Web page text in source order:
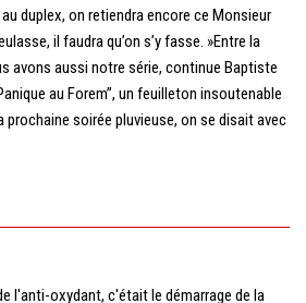
duplex, on retiendra encore ce Monsieur
il faudra qu’on s’y fasse. »Entre la
avons aussi notre série, continue Baptiste
au Forem”, un feuilleton insoutenable
soirée pluvieuse, on se disait avec
l'anti-oxydant, c'était le démarrage de la